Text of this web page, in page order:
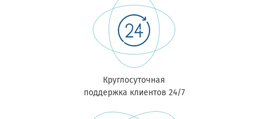
Круглосуточная
поддержка клиентов 24/7